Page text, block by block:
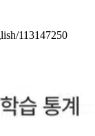
113147250